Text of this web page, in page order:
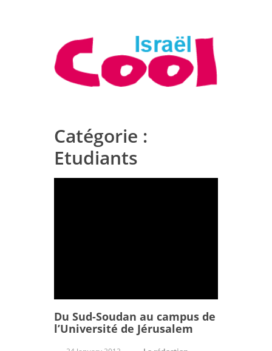
Catégorie :
Etudiants
Du Sud-Soudan au campus de
l’Université de Jérusalem